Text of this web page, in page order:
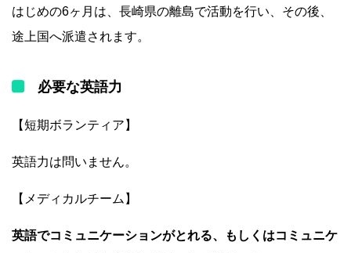
はじめの6ヶ月は、長崎県の離島で活動を行い、その後、
途上国へ派遣されます。
必要な英語力
【短期ボランティア】
英語力は問いません。
【メディカルチーム】
英語でコミュニケーションがとれる、もしくはコミュニケ